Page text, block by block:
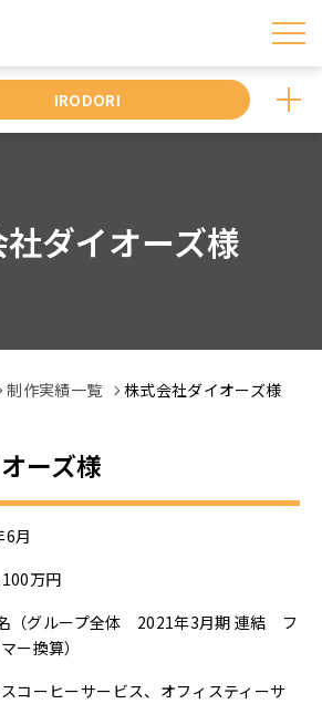
IRODORI
ダイオーズ様
制作実績一覧 株式会社ダイオーズ様
ーズ様
6月
万円
（グループ全体 2021年3月期 連結 フ
ー換算）
コーヒーサービス、オフィスティーサ